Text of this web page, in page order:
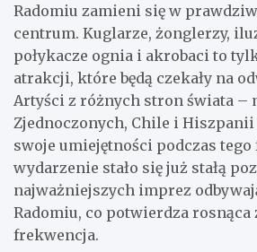
Radomiu zamieni się w
centrum. Kuglarze, żonglerzy,
połykacze ognia i akrobaci to
atrakcji, które będą czekały na
Artyści z różnych stron świata –
Zjednoczonych, Chile i
swoje umiejętności podczas
wydarzenie stało się już stałą
najważniejszych imprez
Radomiu, co potwierdza
frekwencja.